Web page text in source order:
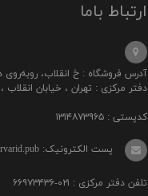
ارتباط باما
آدرس فروشگاه : خ انقلاب، رو‌به‌روی دانشگاه تهران، پ
دفتر مرکزی : تهران ، خیابان انقلاب ،
کدپستی : ۱۳۱۴۸۷۳۹۶۵
پست الکترونیک: info@morvarid.pub
تلفن دفتر مرکزی : ۰۲۱-۶۶۹۷۳۴۳۶